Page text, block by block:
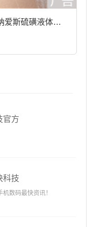
爱斯硫磺液体香
官方
科技
数码最快资讯！